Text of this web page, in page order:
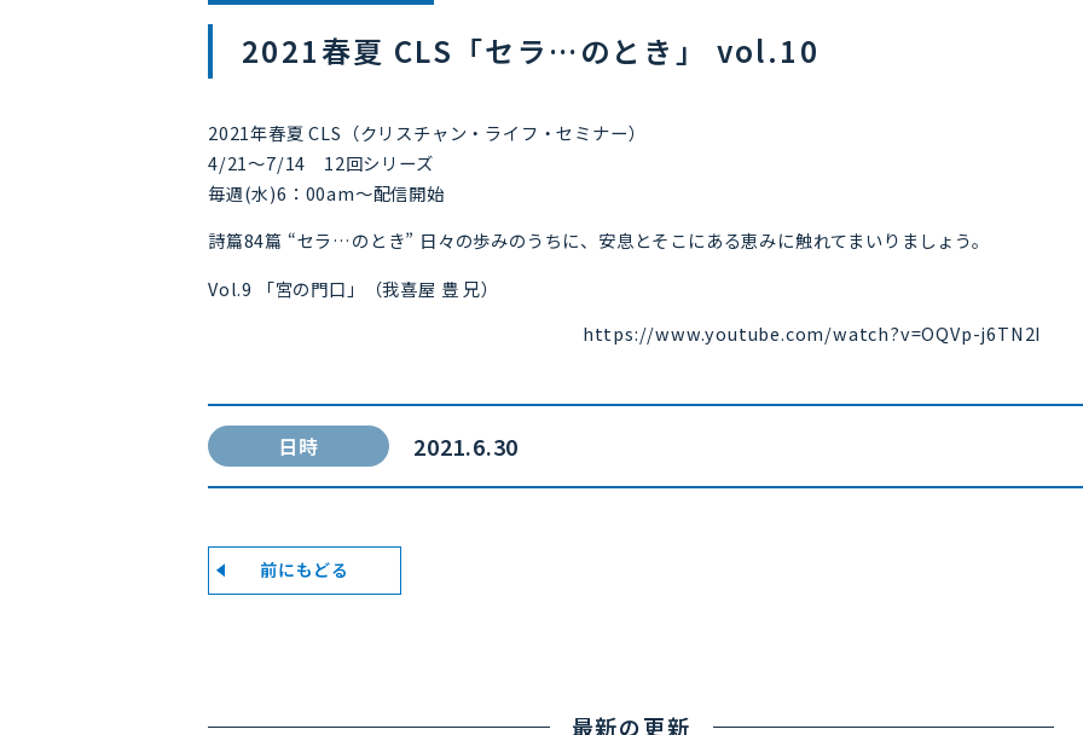
2021春夏 CLS「セラ…のとき」 vol.10
2021年春夏 CLS（クリスチャン・ライフ・セミナー）
4/21～7/14 12回シリーズ
毎週(水)6：00am～配信開始
詩篇84篇 “セラ…のとき” 日々の歩みのうちに、安息とそこにある恵みに触れてまいりましょう。
Vol.9 「宮の門口」（我喜屋 豊 兄）
https://www.youtube.com/watch?v=OQVp-j6TN2I
日時 2021.6.30
前にもどる
最新の更新